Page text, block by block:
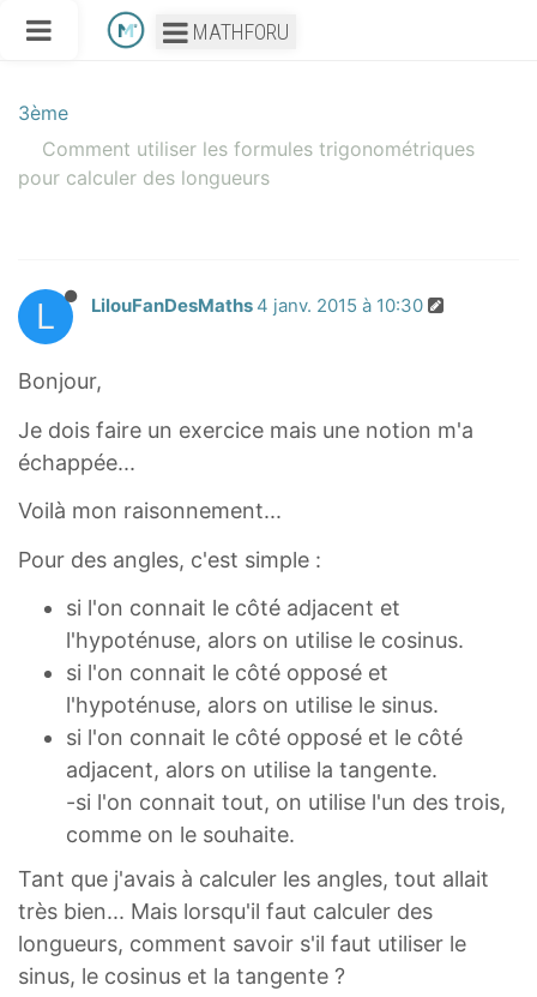
MATHFORU
3ème
Comment utiliser les formules trigonométriques
pour calculer des longueurs
L LilouFanDesMaths 4 janv. 2015 à 10:30
Bonjour,
Je dois faire un exercice mais une notion m'a
échappée...
Voilà mon raisonnement...
Pour des angles, c'est simple :
si l'on connait le côté adjacent et
l'hypoténuse, alors on utilise le cosinus.
si l'on connait le côté opposé et
l'hypoténuse, alors on utilise le sinus.
si l'on connait le côté opposé et le côté
adjacent, alors on utilise la tangente.
-si l'on connait tout, on utilise l'un des trois,
comme on le souhaite.
Tant que j'avais à calculer les angles, tout allait
très bien... Mais lorsqu'il faut calculer des
longueurs, comment savoir s'il faut utiliser le
sinus, le cosinus et la tangente ?